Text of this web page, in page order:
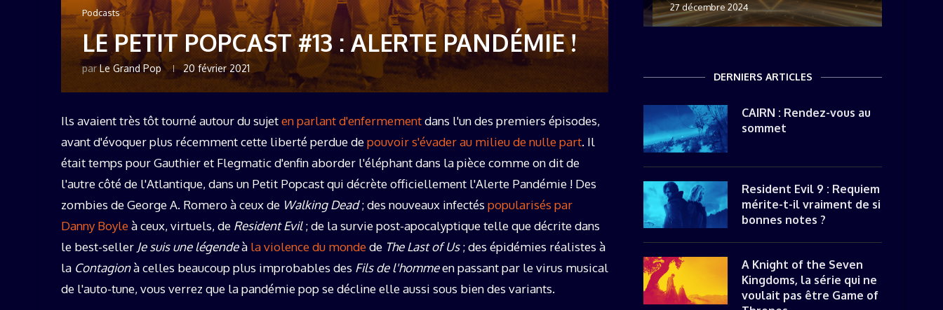
Podcasts
LE PETIT POPCAST #13 : ALERTE PANDÉMIE !
parLe Grand Pop 20 février 2021
Ils avaient très tôt tourné autour du sujeten parlant d'enfermementdans l'un des premiers épisodes,
avant d'évoquer plus récemment cette liberté perdue depouvoir s'évader au milieu de nulle part. Il
était temps pour Gauthier et Flegmatic d'enfin aborder l'éléphant dans la pièce comme on dit de
l'autre côté de l'Atlantique, dans un Petit Popcast qui décrète officiellement l'Alerte Pandémie ! Des
zombies de George A. Romero à ceux de Walking Dead; des nouveaux infectés popularisés par
Danny Boyleà ceux, virtuels, de Resident Evil; de la survie post-apocalyptique telle que décrite dans
le best-seller Je suis une légendeà la violence du mondede The Last of Us; des épidémies réalistes à
la Contagionà celles beaucoup plus improbables des Fils de l'hommeen passant par le virus musical
de l'auto-tune, vous verrez que la pandémie pop se décline elle aussi sous bien des variants.
19 décembre 2025 27 décembre 2024
DERNIERS ARTICLES
CAIRN : Rendez-vous au
sommet
Resident Evil 9 : Requiem
mérite-t-il vraiment de si
bonnes notes ?
A Knight of the Seven
Kingdoms, la série qui ne
voulait pas être Game of